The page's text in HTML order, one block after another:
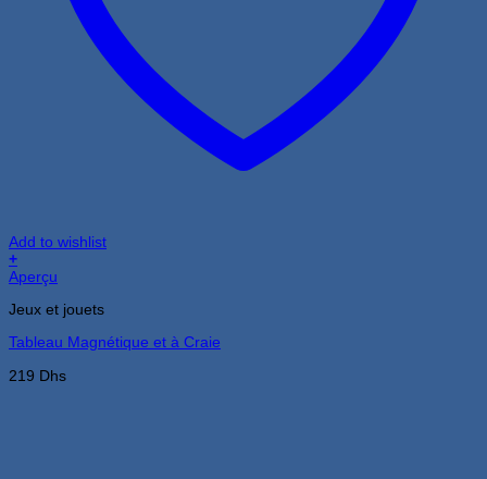
Add to wishlist
+
Aperçu
Jeux et jouets
Tableau Magnétique et à Craie
219 Dhs